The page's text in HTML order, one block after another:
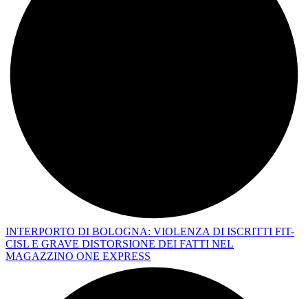
INTERPORTO DI BOLOGNA: VIOLENZA DI ISCRITTI FIT-
CISL E GRAVE DISTORSIONE DEI FATTI NEL
MAGAZZINO ONE EXPRESS